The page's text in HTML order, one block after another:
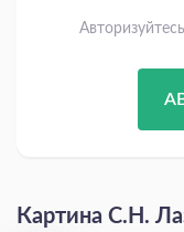
Картина С.Н.